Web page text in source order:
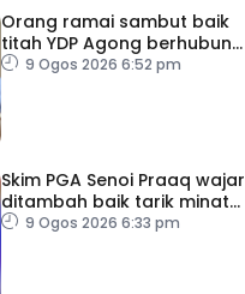
Orang ramai sambut baik
titah YDP Agong berhubung
RCI TH
9 Ogos 2026 6:52 pm
Skim PGA Senoi Praaq wajar
ditambah baik tarik minat
belia orang asli
9 Ogos 2026 6:33 pm